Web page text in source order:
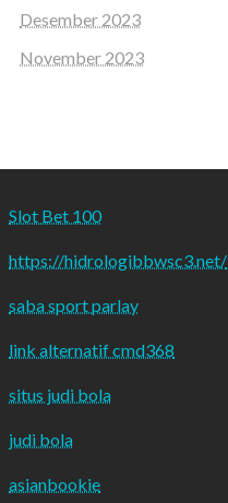
Desember 2023
November 2023
Slot Bet 100
https://hidrologibbwsc3.net/
saba sport parlay
link alternatif cmd368
situs judi bola
judi bola
asianbookie